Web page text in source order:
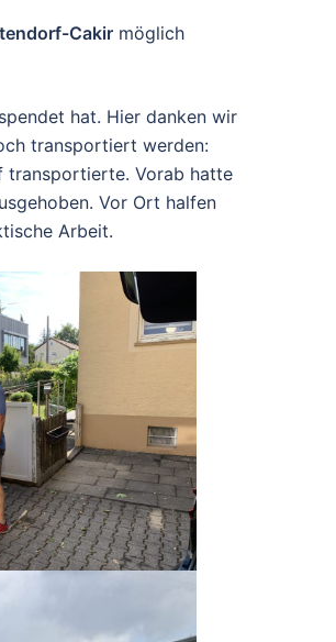
Cakir möglich
hat. Hier danken wir
transportiert werden:
transportierte. Vorab hatte
Vor Ort halfen
Arbeit.